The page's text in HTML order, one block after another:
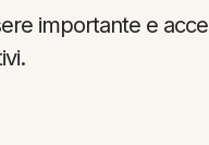
importante e